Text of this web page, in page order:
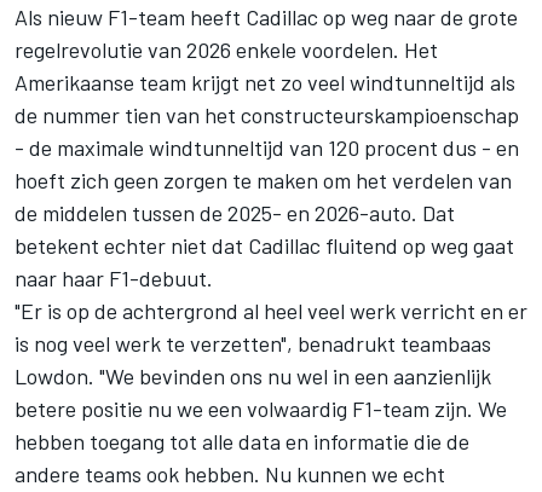
Als nieuw F1-team heeft Cadillac op weg naar de grote
regelrevolutie van 2026 enkele voordelen. Het
Amerikaanse team krijgt net zo veel windtunneltijd als
de nummer tien van het constructeurskampioenschap
- de maximale windtunneltijd van 120 procent dus - en
hoeft zich geen zorgen te maken om het verdelen van
de middelen tussen de 2025- en 2026-auto. Dat
betekent echter niet dat Cadillac fluitend op weg gaat
naar haar F1-debuut.
"Er is op de achtergrond al heel veel werk verricht en er
is nog veel werk te verzetten", benadrukt teambaas
Lowdon. "We bevinden ons nu wel in een aanzienlijk
betere positie nu we een volwaardig F1-team zijn. We
hebben toegang tot alle data en informatie die de
andere teams ook hebben. Nu kunnen we echt